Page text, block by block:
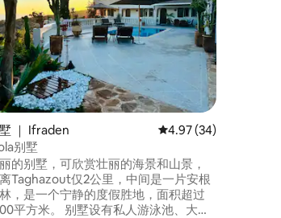
满分 5 分），共 107 条评价
｜ Ifraden 平均评分 4.97 分（满
4.97 (34)
别墅
的别墅，可欣赏壮丽的海景和山景，
Taghazout仅2公里，中间是一片安根
，是一个宁静的度假胜地，面积超过
平方米。 别墅设有私人游泳池、大花